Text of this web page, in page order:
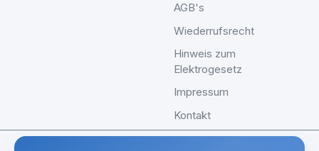
AGB's
Wiederrufsrecht
Hinweis zum
Elektrogesetz
Impressum
Kontakt